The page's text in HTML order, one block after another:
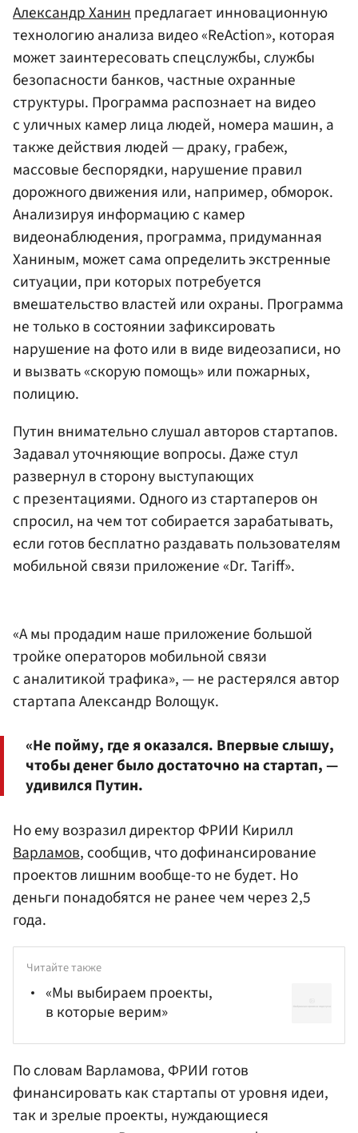
Александр Ханин предлагает инновационную
технологию анализа видео «ReAction», которая
может заинтересовать спецслужбы, службы
безопасности банков, частные охранные
структуры. Программа распознает на видео
с уличных камер лица людей, номера машин, а
также действия людей — драку, грабеж,
массовые беспорядки, нарушение правил
дорожного движения или, например, обморок.
Анализируя информацию с камер
видеонаблюдения, программа, придуманная
Ханиным, может сама определить экстренные
ситуации, при которых потребуется
вмешательство властей или охраны. Программа
не только в состоянии зафиксировать
нарушение на фото или в виде видеозаписи, но
и вызвать «скорую помощь» или пожарных,
полицию.
Путин внимательно слушал авторов стартапов.
Задавал уточняющие вопросы. Даже стул
развернул в сторону выступающих
с презентациями. Одного из стартаперов он
спросил, на чем тот собирается зарабатывать,
если готов бесплатно раздавать пользователям
мобильной связи приложение «Dr. Tariff».
«А мы продадим наше приложение большой
тройке операторов мобильной связи
с аналитикой трафика», — не растерялся автор
стартапа Александр Волощук.
«Не пойму, где я оказался. Впервые слышу,
чтобы денег было достаточно на стартап, —
удивился Путин.
Но ему возразил директор ФРИИ Кирилл
Варламов, сообщив, что дофинансирование
проектов лишним вообще-то не будет. Но
деньги понадобятся не ранее чем через 2,5
года.
Читайте также
«Мы выбираем проекты,
в которые верим»
По словам Варламова, ФРИИ готов
финансировать как стартапы от уровня идеи,
так и зрелые проекты, нуждающиеся